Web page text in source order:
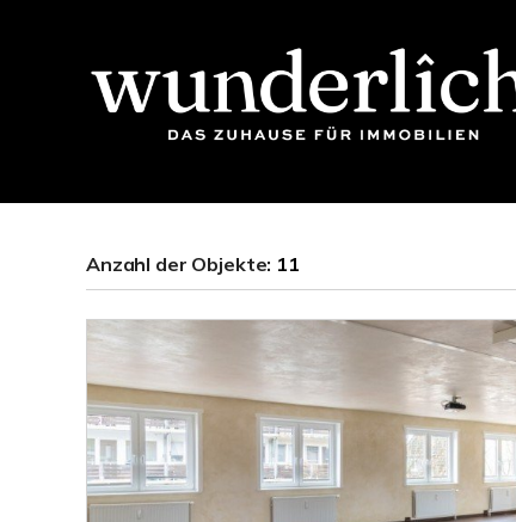
Anzahl der Objekte: 11